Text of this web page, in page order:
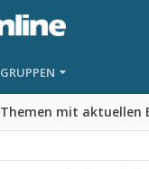
Themen mit aktuellen
GRUPPEN